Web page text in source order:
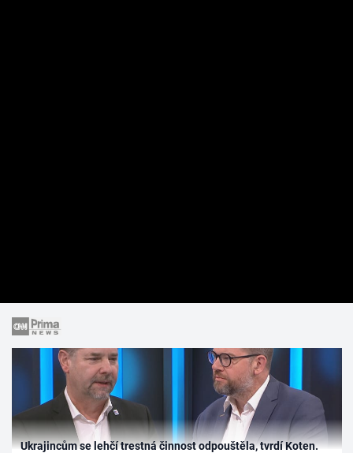
Ukrajincům se lehčí trestná činnost odpouštěla, tvrdí Koten.